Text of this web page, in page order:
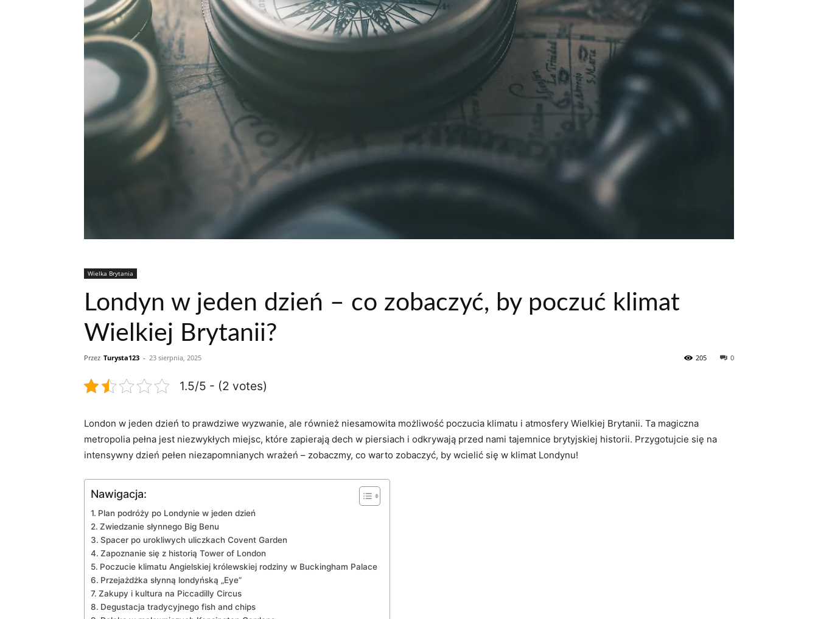
Wielka Brytania
Londyn w jeden dzień – co zobaczyć, by poczuć klimat
Wielkiej Brytanii?
Przez Turysta123 - 23 sierpnia, 2025 0
205
1.5/5 - (2 votes)
London w jeden dzień to prawdziwe wyzwanie, ale również niesamowita możliwość poczucia ‍klimatu i atmosfery Wielkiej Brytanii. Ta‍ magiczna
metropolia pełna jest niezwykłych miejsc, które zapierają dech⁣ w piersiach ‍i odkrywają przed nami tajemnice brytyjskiej ⁤historii. Przygotujcie⁣ się ‍na
intensywny dzień pełen niezapomnianych wrażeń – zobaczmy, co warto zobaczyć, by wcielić się w ‍klimat Londynu!
Nawigacja:
Plan podróży po Londynie w jeden dzień
Zwiedzanie słynnego Big Benu
Spacer po urokliwych uliczkach Covent Garden
Zapoznanie się z historią Tower of London
Poczucie klimatu Angielskiej królewskiej rodziny w Buckingham Palace
Przejażdżka słynną⁢ londyńską „Eye”
Zakupy i kultura na Piccadilly Circus
Degustacja ⁣tradycyjnego fish and chips